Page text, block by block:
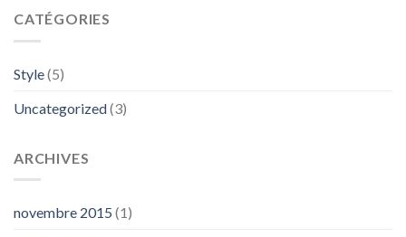
CATÉGORIES
Style(5)
Uncategorized(3)
ARCHIVES
novembre 2015 (1)